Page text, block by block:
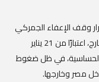
وقف الإعفاء الجمركي
لهاتف محمول واحد بصحبة الراكب القادم من الخارج، اعتبارًا من 21 يناير
الحساسية، في ظل ضغوط
مصر وخارجها.